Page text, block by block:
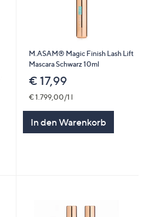
M.ASAM® Magic Finish Lash Lift
Mascara Schwarz 10ml
€ 17,99
€ 1.799,00/1 l
In den Warenkorb